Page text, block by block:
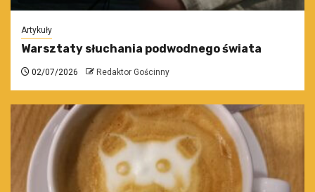
Artykuły
Warsztaty słuchania podwodnego świata
02/07/2026 Redaktor Gościnny